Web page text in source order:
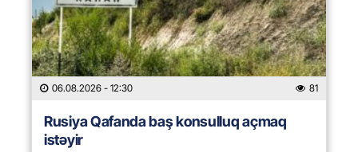
06.08.2026 - 12:30 81
Rusiya Qafanda baş konsulluq açmaq
istəyir